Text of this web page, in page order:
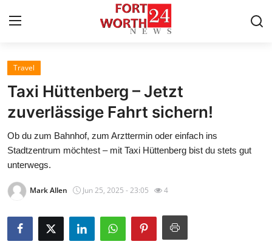
Home
Press Release
Contact
Privacy Policy
About
News Network
Travel
Taxi Hüttenberg – Jetzt
zuverlässige Fahrt sichern!
Ob du zum Bahnhof, zum Arzttermin oder einfach ins
Stadtzentrum möchtest – mit Taxi Hüttenberg bist du stets gut
unterwegs.
Mark Allen Jun 25, 2025 - 23:05 4